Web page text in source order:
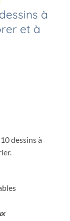
à
et à
dessins à